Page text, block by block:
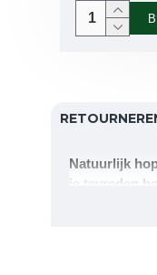
Natuurlijk
je tevreden